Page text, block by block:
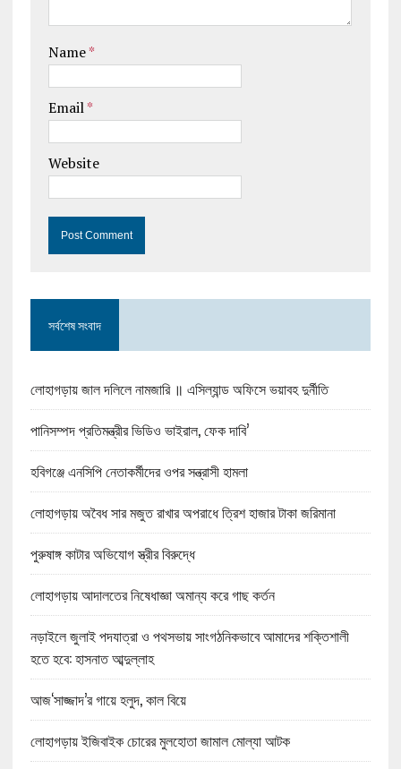
Name*
Email*
Website
সর্বশেষ সংবাদ
লোহাগড়ায় জাল দলিলে নামজারি ॥ এসিল্যান্ড অফিসে ভয়াবহ দুর্নীতি
পানিসম্পদ প্রতিমন্ত্রীর ভিডিও ভাইরাল, ফেক দাবি’
হবিগঞ্জে এনসিপি নেতাকর্মীদের ওপর সন্ত্রাসী হামলা
লোহাগড়ায় অবৈধ সার মজুত রাখার অপরাধে ত্রিশ হাজার টাকা জরিমানা
পুরুষাঙ্গ কাটার অভিযোগ স্ত্রীর বিরুদ্ধে
লোহাগড়ায় আদালতের নিষেধাজ্ঞা অমান্য করে গাছ কর্তন
নড়াইলে জুলাই পদযাত্রা ও পথসভায় সাংগঠনিকভাবে আমাদের শক্তিশালী
হতে হবে: হাসনাত আব্দুল্লাহ
আজ‘সাজ্জাদ’র গায়ে হলুদ, কাল বিয়ে
লোহাগড়ায় ইজিবাইক চোরের মুলহোতা জামাল মোল্যা আটক